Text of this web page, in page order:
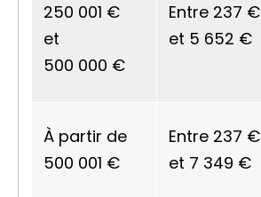
250 001 €
et
500 000 €
Entre 237 €
et 5 652 €
À partir de
500 001 €
Entre 237 €
et 7 349 €